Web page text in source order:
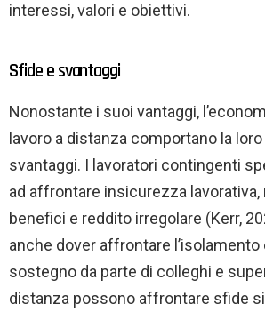
interessi, valori e obiettivi.
Sfide e svantaggi
Nonostante i suoi vantaggi,
lavoro a distanza comportano la
svantaggi. I lavoratori contingenti
ad affrontare insicurezza lavorativa,
benefici e reddito irregolare (Kerr,
anche dover affrontare l’isolamento
sostegno da parte di colleghi e
distanza possono affrontare sfide